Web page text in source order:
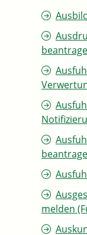
melden